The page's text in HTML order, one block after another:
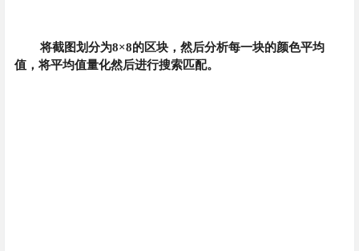
将截图划分为8×8的区块，然后分析每一块的颜色平均
值，将平均值量化然后进行搜索匹配。